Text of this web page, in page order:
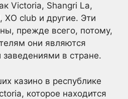
Victoria, Shangri La,
club и другие. Эти
прежде всего, потому,
они являются
в стране.
казино в республике
которое находится